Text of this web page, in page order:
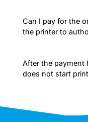
Can I pay for the
the printer to
After the payment
does not start